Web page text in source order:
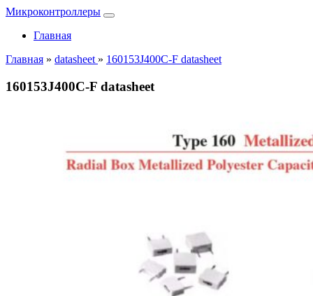
Микроконтроллеры
Главная
Главная » datasheet » 160153J400C-F datasheet
160153J400C-F datasheet